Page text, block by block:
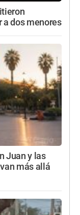
a dos menores
Juan y las
más allá